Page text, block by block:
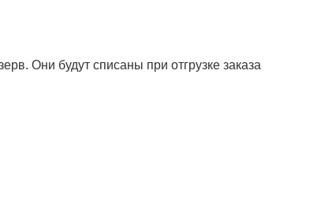
Они будут списаны при отгрузке заказа